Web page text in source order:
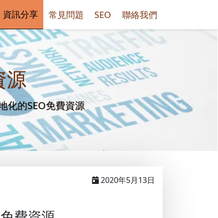
資訊分享 常見問題 SEO 聯絡我們
源
化的SEO免費資源
2020年5月13日